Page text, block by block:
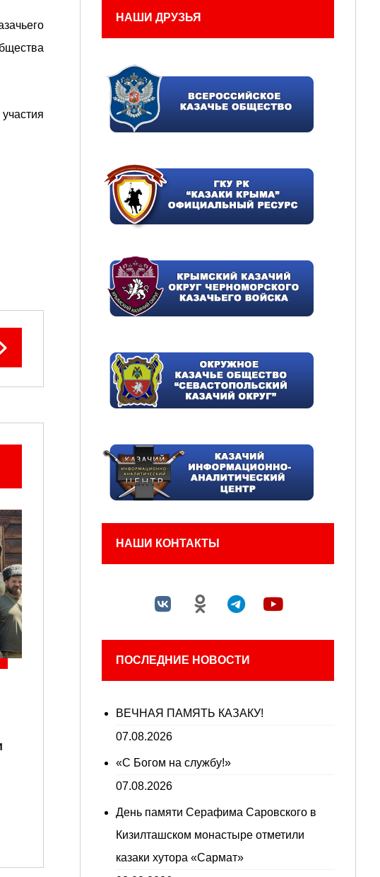
НАШИ ДРУЗЬЯ
НАШИ КОНТАКТЫ
ПОСЛЕДНИЕ НОВОСТИ
ВЕЧНАЯ ПАМЯТЬ КАЗАКУ!
07.08.2026
«С Богом на службу!»
07.08.2026
День памяти Серафима Саровского в
Кизилташском монастыре отметили
казаки хутора «Сармат»